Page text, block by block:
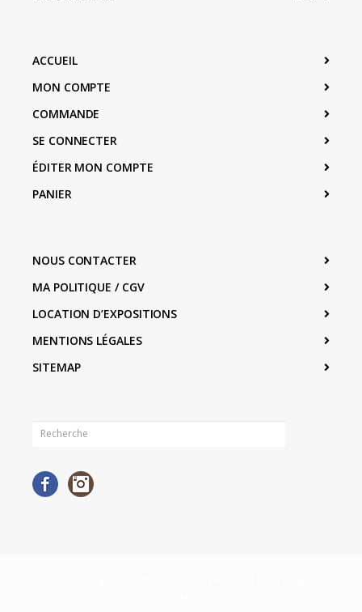
ACCUEIL
MON COMPTE
COMMANDE
SE CONNECTER
ÉDITER MON COMPTE
PANIER
NOUS CONTACTER
MA POLITIQUE / CGV
LOCATION D’EXPOSITIONS
MENTIONS LÉGALES
SITEMAP
Facebook